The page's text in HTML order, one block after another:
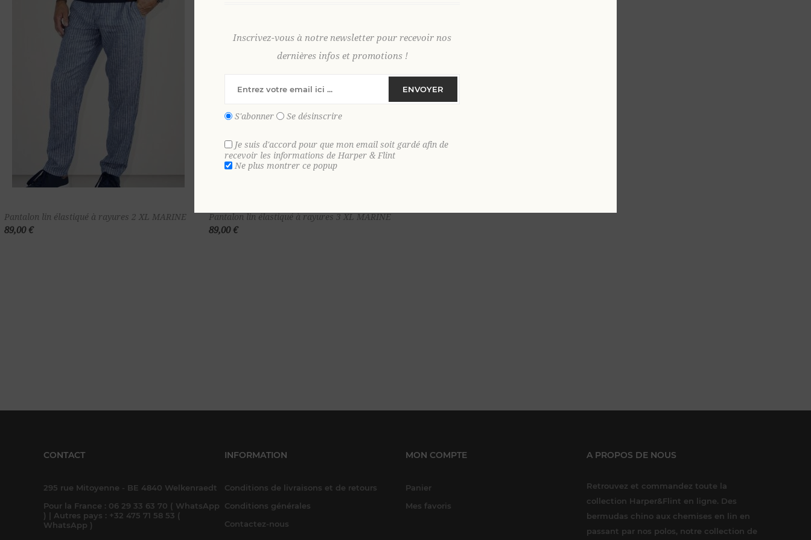
Ajouter au
Pantalon lin élastiqué à rayures 2 XL MARINE
89,00 €
Ajouter au
Pantalon lin élastiqué à rayures 3 XL MARINE
89,00 €
CONTACT
295 rue Mitoyenne - BE 4840 Welkenraedt
Pour la France : 06 29 33 63 70 ( WhatsApp
) | Autres pays : +32 475 71 58 53 (
WhatsApp )
INFORMATION
Conditions de livraisons et de retours
Conditions générales
Contactez-nous
MON COMPTE
Panier
Mes favoris
A PROPOS DE NOUS
Retrouvez et commandez toute la
collection Harper&Flint en ligne. Des
bermudas chino aux chemises en lin en
passant par nos polos, notre collection de
Inscrivez-vous à notre newsletter pour recevoir nos
dernières infos et promotions !
ENVOYER
S'abonner Se désinscrire
Je suis d'accord pour que mon email soit gardé afin de
recevoir les informations de Harper & Flint
Ne plus montrer ce popup